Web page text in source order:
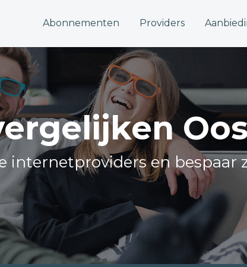
Abonnementen Providers
internetproviders en bespaar